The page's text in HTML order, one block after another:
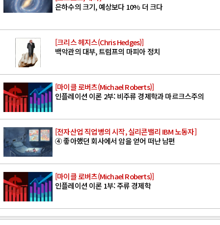
은하수의 크기, 예상보다 10% 더 크다
[크리스 헤지스(Chris Hedges)]
백악관의 대부, 트럼프의 마피아 정치
[마이클 로버츠(Michael Roberts)]
인플레이션 이론 2부: 비주류 경제학과 마르크스주의
[전자산업 직업병의 시작, 실리콘밸리 IBM 노동자]
④ 좋아했던 회사에서 암을 얻어 떠난 남편
[마이클 로버츠(Michael Roberts)]
인플레이션 이론 1부: 주류 경제학